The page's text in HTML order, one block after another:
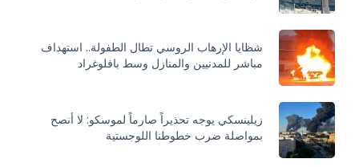
شظايا الإرهاب الروسي تطال الطفولة.. استهداف
مباشر للمدنيين والمنازل وسط بافلوغراد
زيلينسكي يوجه تحذيراً صارماً لموسكو: لا أنصح
بمواصلة ضرب خطوطنا اللوجستية